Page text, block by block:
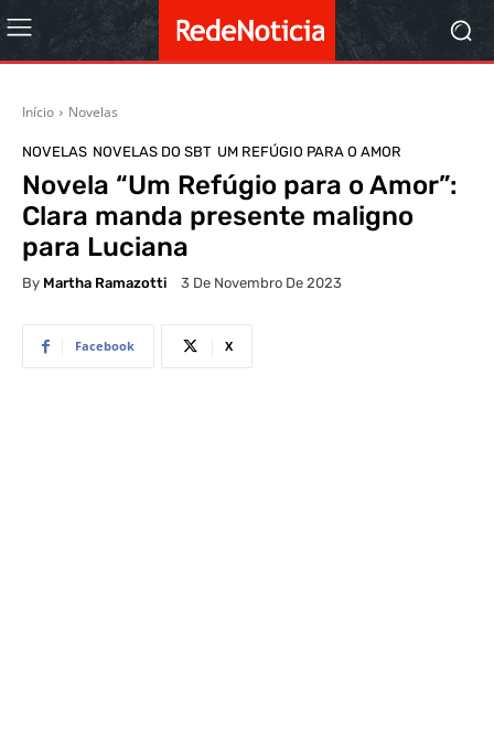
Início Novelas
NOVELAS NOVELAS DO SBT UM REFÚGIO PARA O AMOR
Novela “Um Refúgio para o Amor”:
Clara manda presente maligno
para Luciana
By Martha Ramazotti 3 De Novembro De 2023
Facebook X